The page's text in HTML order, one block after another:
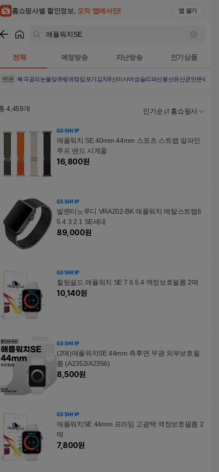
홈쇼핑사별 할인정보, 오직 앱에서만! 앱 열기
전체 예정방송 지난방송 인기상품
연관 북극곰의눈물앙쥬팡유정임포기김치8신미사여성슬리퍼신봉선유산균안문숙문
4,459개 인기순 홈쇼핑사
애플워치 SE 40mm 44mm 스포츠 스트랩 알파인
루프 밴드 시계줄
16,800원
발렌티노루디 VRA202-BK 애플워치 메탈스트랩6
5 4 3 2 1 SE세대
89,000원
힐링쉴드 애플워치 SE 7 6 5 4 액정보호필름 2매
10,140원
(2매)애플워치SE 44mm 측후면 무광 외부보호필
름 (A2352/A2356)
8,500원
애플워치SE 44mm 프라임 고광택 액정보호필름 2
매
7,800원